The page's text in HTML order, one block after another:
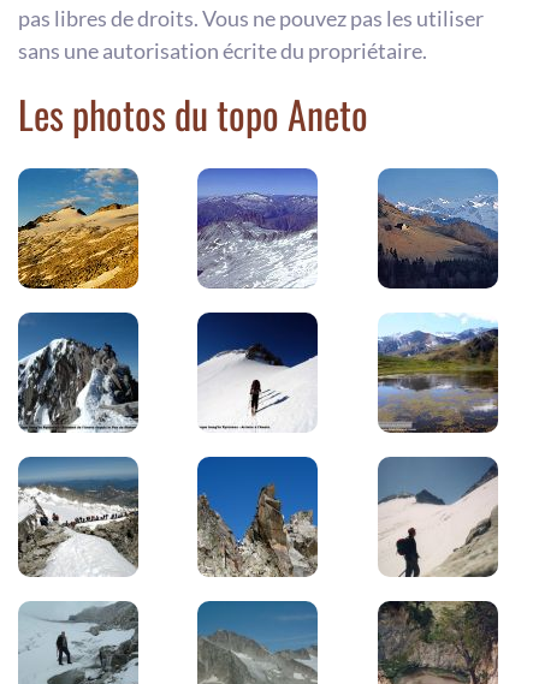
pas libres de droits. Vous ne pouvez pas les utiliser
sans une autorisation écrite du propriétaire.
Les photos du topo Aneto